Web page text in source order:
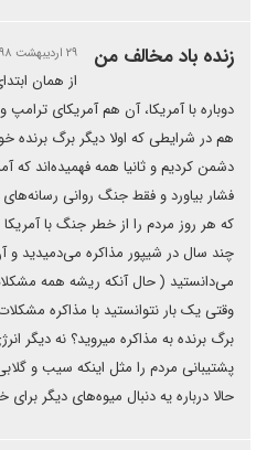
زنده باد مخالف من ۲۹ اردیبهشت ۱۳۹۸ | ۰۶:۲۶
از همان
دوباره با آمریکا، آن هم آمریکای ترامپ
هم در شرایطی که اولا دیگر برگ برنده
دشمن کردیم و ثانیا همه فهمیده‌اند که
فشار بیاورد و فقط جنگ روانی
که هر روز مردم را از خطر جنگ با
چند سال در شیپور مذاکره می‌دمیدید و
می‌دانستید ( حال آنکه ریشه همه
وقتی یک بار نتوانستید با مذاکره
برگ برنده به مذاکره میروید؟ نه دیگر
پشتیبانی مردم را مثل اینکه سیب و
حالا درباره یه دنبال میوه‌های دیگر